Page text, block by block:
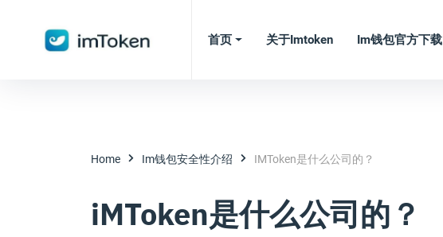
首页 关于imtoken Im钱包官方下载
Home Im钱包安全性介绍 IMToken是什么公司的？
iMToken是什么公司的？